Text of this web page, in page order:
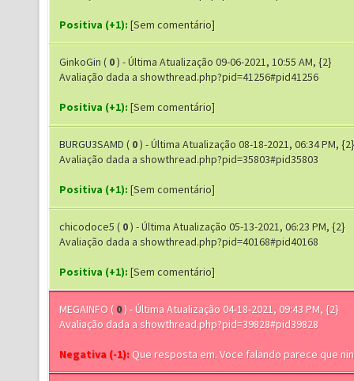
Positiva (+1): [Sem comentário]
GinkoGin ( 0) - Última Atualização 09-06-2021, 10:55 AM, {2}
Avaliação dada a showthread.php?pid=41256#pid41256
Positiva (+1): [Sem comentário]
BURGU3SAMD ( 0) - Última Atualização 08-18-2021, 06:34 PM, {2}
Avaliação dada a showthread.php?pid=35803#pid35803
Positiva (+1): [Sem comentário]
chicodoce5 ( 0) - Última Atualização 05-13-2021, 06:23 PM, {2}
Avaliação dada a showthread.php?pid=40168#pid40168
Positiva (+1): [Sem comentário]
MEGAINFO ( 0) - Última Atualização 04-18-2021, 09:43 PM, {2}
Avaliação dada a showthread.php?pid=39828#pid39828
Negativa (-1): Que resposta em. Voce falando parece que